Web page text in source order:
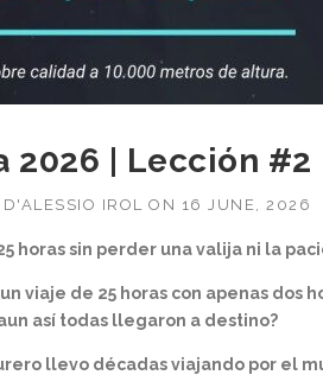
2026 | Lección #2
IROL ON 16 JUNE, 2026
horas sin perder una valija ni la
viaje de 25 horas con apenas dos
así todas llegaron a destino?
llevo décadas viajando por el